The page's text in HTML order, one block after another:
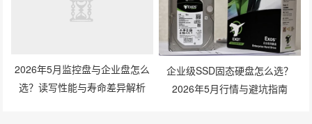
2026年5月监控盘与企业盘怎么
选？读写性能与寿命差异解析
企业级SSD固态硬盘怎么选？
2026年5月行情与避坑指南